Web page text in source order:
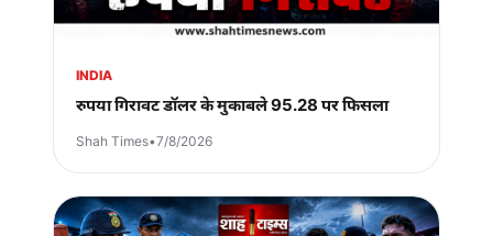
INDIA
रुपया गिरावट डॉलर के मुकाबले 95.28 पर फिसला
Shah Times•7/8/2026